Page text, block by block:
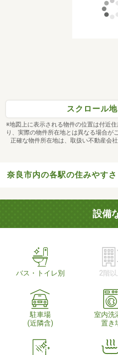
スクロール
※地図上に表示される物件の位置は付近
り、実際の物件所在地とは異なる場合が
正確な物件所在地は、取扱い不動産会
奈良市内の各駅の住みやすさ
設備
バス・トイレ別 2階以
駐車場
(近隣含)
室内洗
置き